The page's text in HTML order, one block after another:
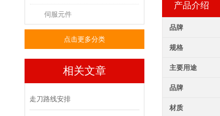
伺服元件
点击更多分类
相关文章
走刀路线安排
产品介绍
品牌
规格
主要用途
品牌
材质